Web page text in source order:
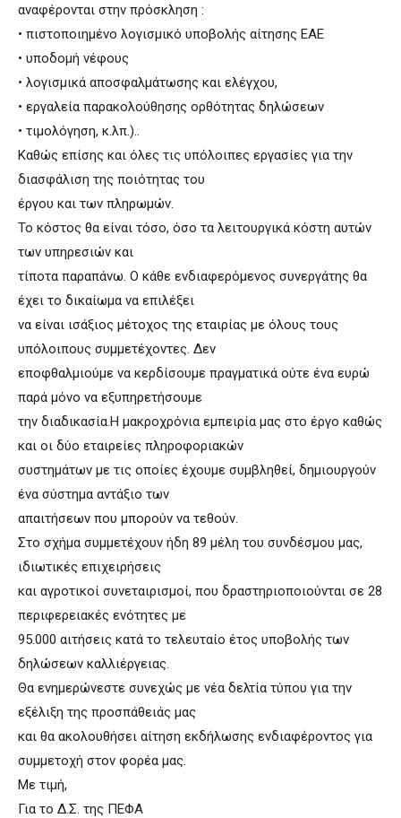
αναφέρονται στην πρόσκληση :
• πιστοποιημένο λογισμικό υποβολής αίτησης ΕΑΕ
• υποδομή νέφους
• λογισμικά αποσφαλμάτωσης και ελέγχου,
• εργαλεία παρακολούθησης ορθότητας δηλώσεων
• τιμολόγηση, κ.λπ.)..
Καθώς επίσης και όλες τις υπόλοιπες εργασίες για την
διασφάλιση της ποιότητας του
έργου και των πληρωμών.
Το κόστος θα είναι τόσο, όσο τα λειτουργικά κόστη αυτών
των υπηρεσιών και
τίποτα παραπάνω. Ο κάθε ενδιαφερόμενος συνεργάτης θα
έχει το δικαίωμα να επιλέξει
να είναι ισάξιος μέτοχος της εταιρίας με όλους τους
υπόλοιπους συμμετέχοντες. Δεν
εποφθαλμιούμε να κερδίσουμε πραγματικά ούτε ένα ευρώ
παρά μόνο να εξυπηρετήσουμε
την διαδικασία.Η μακροχρόνια εμπειρία μας στο έργο καθώς
και οι δύο εταιρείες πληροφοριακών
συστημάτων με τις οποίες έχουμε συμβληθεί, δημιουργούν
ένα σύστημα αντάξιο των
απαιτήσεων που μπορούν να τεθούν.
Στο σχήμα συμμετέχουν ήδη 89 μέλη του συνδέσμου μας,
ιδιωτικές επιχειρήσεις
και αγροτικοί συνεταιρισμοί, που δραστηριοποιούνται σε 28
περιφερειακές ενότητες με
95.000 αιτήσεις κατά το τελευταίο έτος υποβολής των
δηλώσεων καλλιέργειας.
Θα ενημερώνεστε συνεχώς με νέα δελτία τύπου για την
εξέλιξη της προσπάθειάς μας
και θα ακολουθήσει αίτηση εκδήλωσης ενδιαφέροντος για
συμμετοχή στον φορέα μας.
Με τιμή,
Για το Δ.Σ. της ΠΕΦΑ